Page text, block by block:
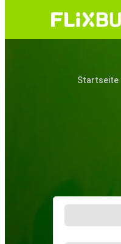
Startseite